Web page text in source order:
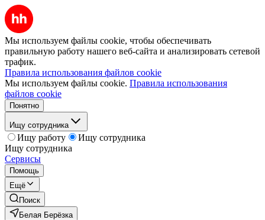
Мы используем файлы cookie, чтобы обеспечивать
правильную работу нашего веб-сайта и анализировать сетевой
трафик.
Правила использования файлов cookie
Мы используем файлы cookie. Правила использования
файлов cookie
Понятно
Ищу сотрудника
Ищу работу
Ищу сотрудника
Ищу сотрудника
Сервисы
Помощь
Ещё
Поиск
Белая Берёзка